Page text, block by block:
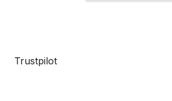
Trustpilot